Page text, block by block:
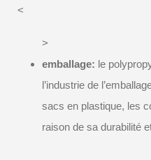
<
>
emballage: le
l’industrie de
sacs en plastique, les
raison de sa durabilité